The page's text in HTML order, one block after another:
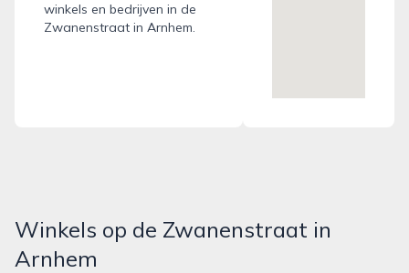
winkels en bedrijven in de
Zwanenstraat in Arnhem.
Winkels op de Zwanenstraat in
Arnhem